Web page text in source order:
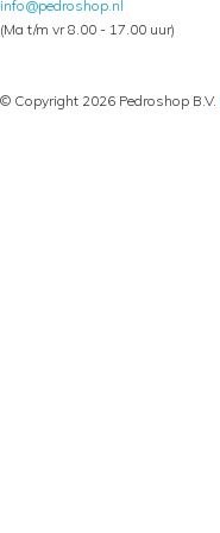
info@pedroshop.nl
(Ma t/m vr 8.00 - 17.00 uur)
© Copyright 2026 Pedroshop B.V.